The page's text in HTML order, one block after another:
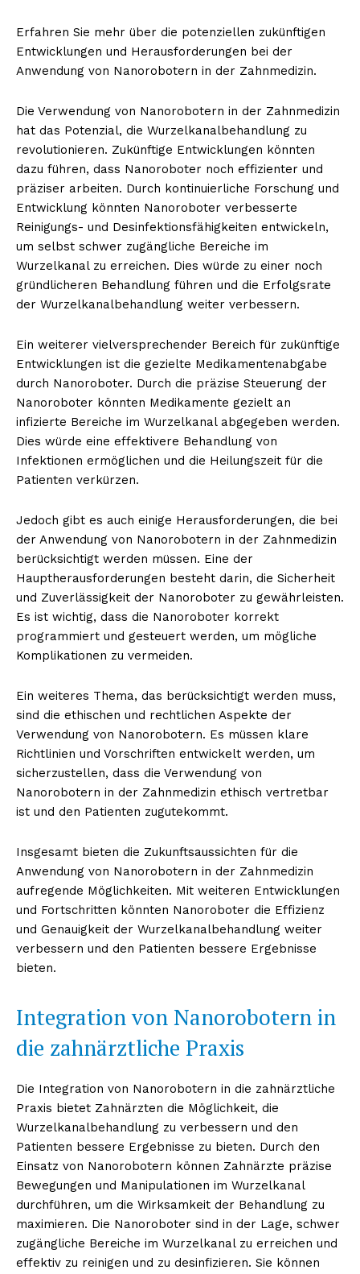
Erhalte unseren
kostenlosen Newsletter
Erfahren Sie mehr über die potenziellen zukünftigen
Entwicklungen und Herausforderungen bei der
Anwendung von Nanorobotern in der Zahnmedizin.
Die Verwendung von Nanorobotern in der Zahnmedizin
hat das Potenzial, die Wurzelkanalbehandlung zu
revolutionieren. Zukünftige Entwicklungen könnten
dazu führen, dass Nanoroboter noch effizienter und
präziser arbeiten. Durch kontinuierliche Forschung und
Entwicklung könnten Nanoroboter verbesserte
Reinigungs- und Desinfektionsfähigkeiten entwickeln,
um selbst schwer zugängliche Bereiche im
Wurzelkanal zu erreichen. Dies würde zu einer noch
gründlicheren Behandlung führen und die Erfolgsrate
der Wurzelkanalbehandlung weiter verbessern.
Ein weiterer vielversprechender Bereich für zukünftige
Entwicklungen ist die gezielte Medikamentenabgabe
durch Nanoroboter. Durch die präzise Steuerung der
Nanoroboter könnten Medikamente gezielt an
infizierte Bereiche im Wurzelkanal abgegeben werden.
Dies würde eine effektivere Behandlung von
Infektionen ermöglichen und die Heilungszeit für die
Patienten verkürzen.
Jedoch gibt es auch einige Herausforderungen, die bei
der Anwendung von Nanorobotern in der Zahnmedizin
berücksichtigt werden müssen. Eine der
Hauptherausforderungen besteht darin, die Sicherheit
und Zuverlässigkeit der Nanoroboter zu gewährleisten.
Es ist wichtig, dass die Nanoroboter korrekt
programmiert und gesteuert werden, um mögliche
Komplikationen zu vermeiden.
Ein weiteres Thema, das berücksichtigt werden muss,
sind die ethischen und rechtlichen Aspekte der
Verwendung von Nanorobotern. Es müssen klare
Richtlinien und Vorschriften entwickelt werden, um
sicherzustellen, dass die Verwendung von
Nanorobotern in der Zahnmedizin ethisch vertretbar
ist und den Patienten zugutekommt.
Insgesamt bieten die Zukunftsaussichten für die
Anwendung von Nanorobotern in der Zahnmedizin
aufregende Möglichkeiten. Mit weiteren Entwicklungen
und Fortschritten könnten Nanoroboter die Effizienz
und Genauigkeit der Wurzelkanalbehandlung weiter
verbessern und den Patienten bessere Ergebnisse
bieten.
Integration von Nanorobotern in
die zahnärztliche Praxis
Die Integration von Nanorobotern in die zahnärztliche
Praxis bietet Zahnärzten die Möglichkeit, die
Wurzelkanalbehandlung zu verbessern und den
Patienten bessere Ergebnisse zu bieten. Durch den
Einsatz von Nanorobotern können Zahnärzte präzise
Bewegungen und Manipulationen im Wurzelkanal
durchführen, um die Wirksamkeit der Behandlung zu
maximieren. Die Nanoroboter sind in der Lage, schwer
zugängliche Bereiche im Wurzelkanal zu erreichen und
effektiv zu reinigen und zu desinfizieren. Sie können